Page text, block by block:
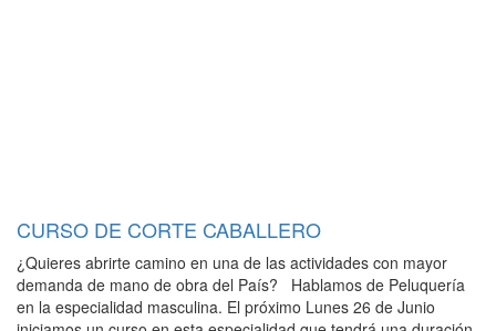
CURSO DE CORTE CABALLERO
¿Quieres abrirte camino en una de las actividades con mayor
demanda de mano de obra del País? Hablamos de Peluquería
en la especialidad masculina. El próximo Lunes 26 de Junio